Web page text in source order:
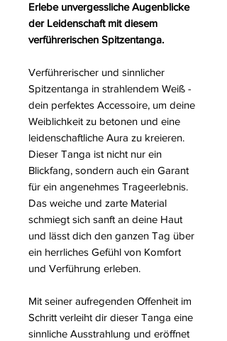
Erlebe unvergessliche Augenblicke
der Leidenschaft mit diesem
verführerischen Spitzentanga.
Verführerischer und sinnlicher
Spitzentanga in strahlendem Weiß -
dein perfektes Accessoire, um deine
Weiblichkeit zu betonen und eine
leidenschaftliche Aura zu kreieren.
Dieser Tanga ist nicht nur ein
Blickfang, sondern auch ein Garant
für ein angenehmes Trageerlebnis.
Das weiche und zarte Material
schmiegt sich sanft an deine Haut
und lässt dich den ganzen Tag über
ein herrliches Gefühl von Komfort
und Verführung erleben.
Mit seiner aufregenden Offenheit im
Schritt verleiht dir dieser Tanga eine
sinnliche Ausstrahlung und eröffnet